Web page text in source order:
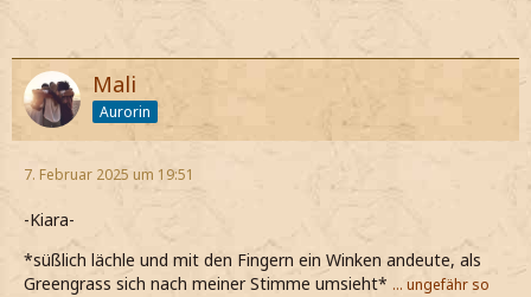
Mali
Aurorin
7. Februar 2025 um 19:51
-Kiara-
*süßlich lächle und mit den Fingern ein Winken andeute, als
Greengrass sich nach meiner Stimme umsieht* ... ungefähr so